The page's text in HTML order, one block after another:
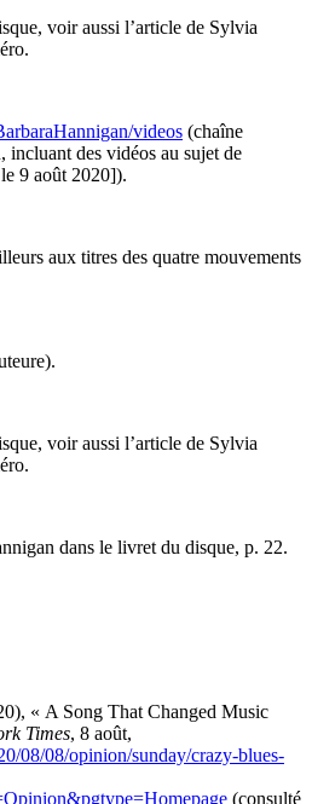
voir aussi l’article de Sylvia
videos (chaîne
incluant des vidéos au sujet de
9 août 2020]).
aux titres des quatre mouvements
voir aussi l’article de Sylvia
dans le livret du disque, p. 22.
« A Song That Changed Music
Times, 8 août,
08/08/opinion/sunday/crazy-blues-
(consulté